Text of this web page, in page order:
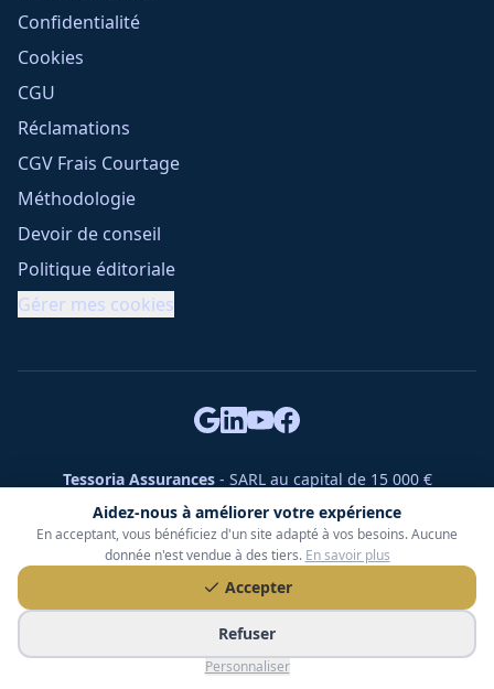
Aidez-nous à améliorer votre expérience
En acceptant, vous bénéficiez d'un site adapté à vos besoins. Aucune
donnée n'est vendue à des tiers. En savoir plus
Accepter
Refuser
Personnaliser
Confidentialité
Cookies
CGU
Réclamations
CGV Frais Courtage
Méthodologie
Devoir de conseil
Politique éditoriale
Gérer mes cookies
Tessoria Assurances- SARL au capital de 15 000 €
ORIAS n° 25007309 - RCS 990 206 179 - Membre du réseau
360 Courtage
RC Pro : Klarity - Contrat n° CCOUK000785
49 chemin des Gardettes Sine, 06570 Saint-Paul-de-Vence
© Tessoria Assurances. Tous droits réservés.